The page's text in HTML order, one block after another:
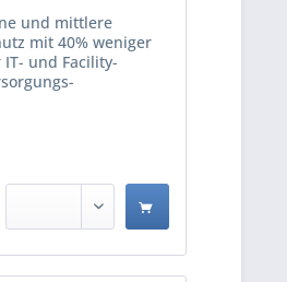
und mittlere
mit 40% weniger
und Facility-